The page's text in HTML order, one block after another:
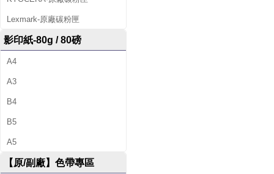
Lexmark-原廠碳粉匣
影印紙-80g / 80磅
A4
A3
B4
B5
A5
【原/副廠】色帶專區